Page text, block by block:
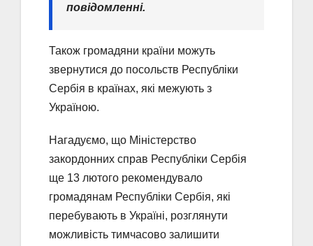
повідомленні.
Також громадяни країни можуть
звернутися до посольств Республіки
Сербія в країнах, які межують з
Україною.
Нагадуємо, що Міністерство
закордонних справ Республіки Сербія
ще 13 лютого рекомендувало
громадянам Республіки Сербія, які
перебувають в Україні, розглянути
можливість тимчасово залишити